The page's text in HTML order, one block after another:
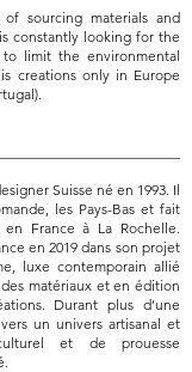
sourcing materials and
constantly looking for the
limit the environmental
creations only in Europe
Suisse né en 1993. Il
les Pays-Bas et fait
France à La Rochelle.
en 2019 dans son projet
luxe contemporain allié
matériaux et en édition
Durant plus d’une
un univers artisanal et
et de prouesse